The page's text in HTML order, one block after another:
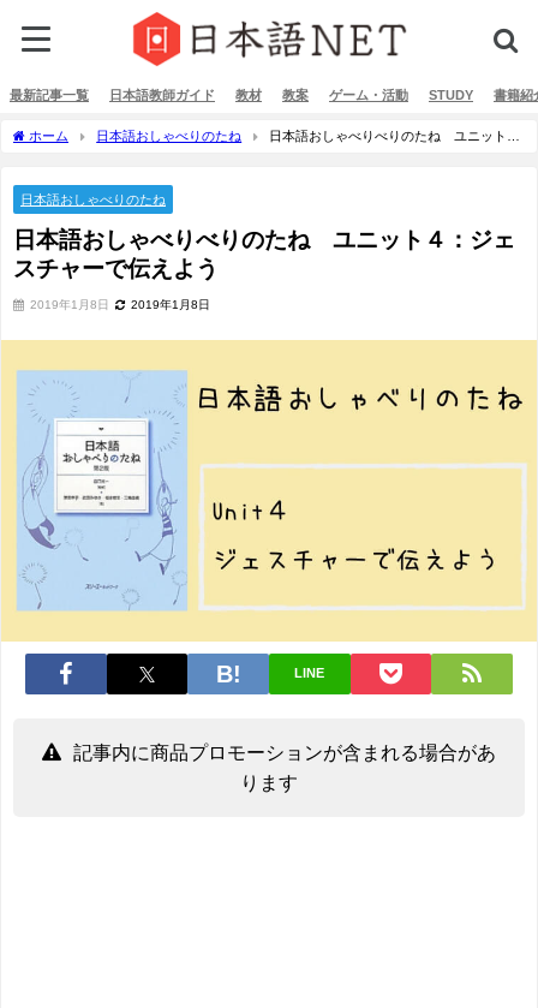
最新記事一覧 日本語教師ガイド 教材 教案 ゲーム・活動 STUDY 書籍紹
ホーム 日本語おしゃべりのたね
日本語おしゃべりべりのたね ユニット
日本語おしゃべりのたね
日本語おしゃべりべりのたね ユニット４：ジェ
スチャーで伝えよう
2019年1月8日 2019年1月8日
LINE
記事内に商品プロモーションが含まれる場合があ
ります